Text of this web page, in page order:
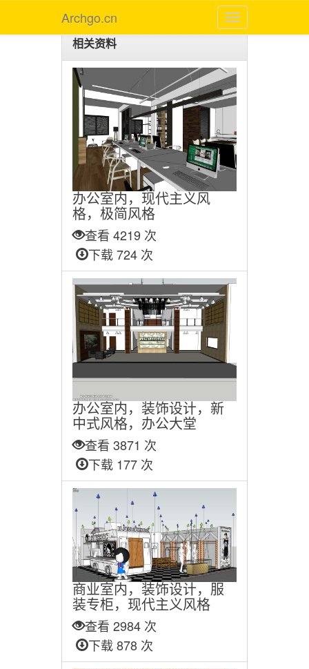
Archgo.cn
相关资料
办公室内，现代主义风
格，极简风格
查看 4219 次
下载 724 次
办公室内，装饰设计，新
中式风格，办公大堂
查看 3871 次
下载 177 次
商业室内，装饰设计，服
装专柜，现代主义风格
查看 2984 次
下载 878 次